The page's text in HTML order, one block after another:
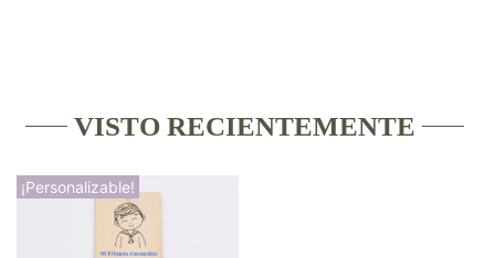
VISTO RECIENTEMENTE
¡Personalizable!